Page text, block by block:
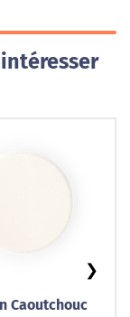
Caoutchouc
❯